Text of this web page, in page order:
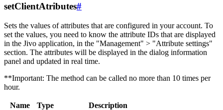
setClientAtributes#
Sets the values ​​of attributes that are configured in your account. To
set the values, you need to know the attribute IDs that are displayed
in the Jivo application, in the "Management" > "Attribute settings"
section. The attributes will be displayed in the dialog information
panel and updated in real time.
**Important: The method can be called no more than 10 times per
hour.
Name Type
Description